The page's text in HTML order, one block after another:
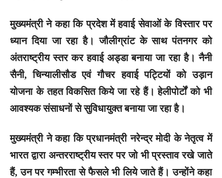
मुख्यमंत्री ने कहा कि प्रदेश में हवाई सेवाओं के विस्तार पर
ध्यान दिया जा रहा है। जौलीग्रांट के साथ पंतनगर को
अंतराष्ट्रीय स्तर कर हवाई अड्डा बनाया जा रहा है। नैनी
सैनी, चिन्यालीसौड एवं गौचर हवाई पट्टियों को उड़ान
योजना के तहत विकसित किये जा रहे हैं। हेलीपोर्टों को भी
आवश्यक संसाधनों से सुविधायुक्त बनाया जा रहा है।
मुख्यमंत्री ने कहा कि प्रधानमंत्री नरेन्द्र मोदी के नेतृत्व में
भारत द्वारा अन्तरराष्ट्रीय स्तर पर जो भी प्रस्ताव रखे जाते
हैं, उन पर गम्भीरता से फैसले भी लिये जाते हैं। उन्होंने कहा